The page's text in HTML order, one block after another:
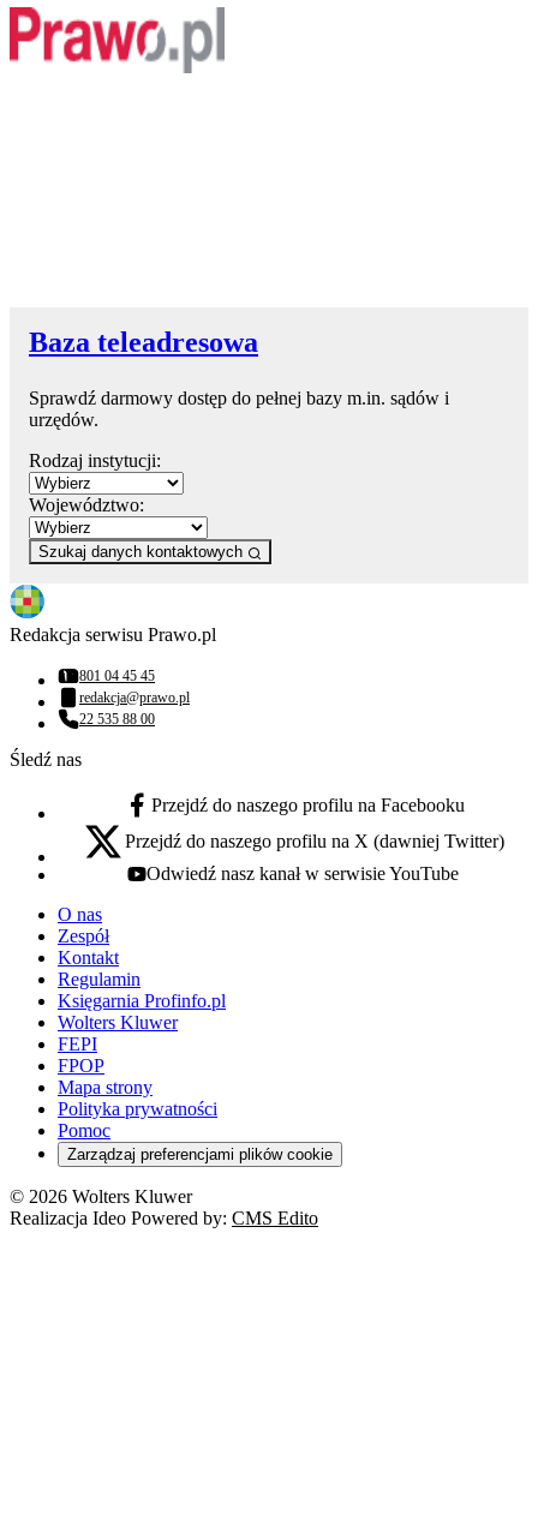
Baza teleadresowa
Sprawdź darmowy dostęp do pełnej bazy m.in. sądów i
urzędów.
Rodzaj instytucji:
Województwo:
Szukaj danych kontaktowych
Redakcja serwisu Prawo.pl
Numer telefonu:
801 04 45 45
Adres email:
redakcja@prawo.pl
Numer telefonu:
22 535 88 00
Śledź nas
facebook - otwiera się w nowej karcie
Przejdź do naszego profilu na Facebooku
x - otwiera się w nowej karcie
Przejdź do naszego profilu na X (dawniej Twitter)
youtube - otwiera się w nowej karcie
Odwiedź nasz kanał w serwisie YouTube
O nas
Zespół
Kontakt
Regulamin
Księgarnia Profinfo.pl
Wolters Kluwer
FEPI
FPOP
Mapa strony
Polityka prywatności
Pomoc
Zarządzaj preferencjami plików cookie
© 2026 Wolters Kluwer
Realizacja Ideo Powered by: CMS Edito